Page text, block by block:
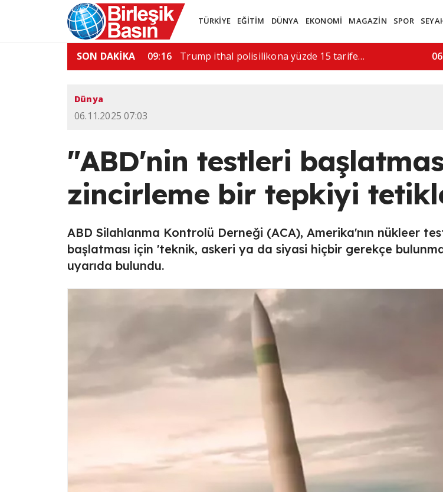
TÜRKİYE EĞİTİM DÜNYA EKONOMİ MAGAZİN SPOR
SON DAKİKA 11:52 ABD'de silahlı saldırı, 5 kişi hayatını…
Dünya
06.11.2025 07:03
"ABD'nin testleri
zincirleme bir tepkiyi
ABD Silahlanma Kontrolü Derneği (ACA), Amerika'nın nükleer
başlatması için 'teknik, askeri ya da siyasi hiçbir gerekçe
uyarıda bulundu.